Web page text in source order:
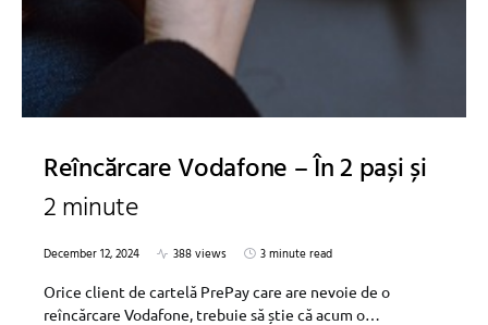
Reîncărcare Vodafone – În 2 pași și
2 minute
December 12, 2024 388 views
3 minute read
Orice client de cartelă PrePay care are nevoie de o
reîncărcare Vodafone, trebuie să știe că acum o…